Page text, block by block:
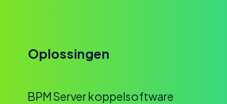
Oplossingen
BPM Server koppelsoftware